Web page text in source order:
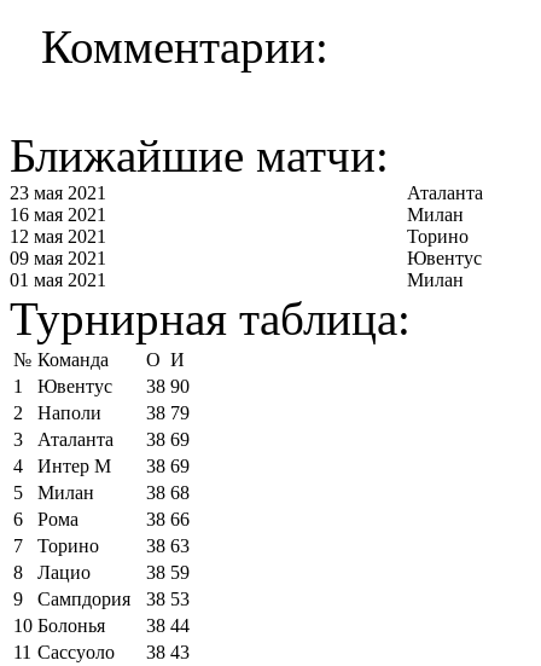
Комментарии:
Ближайшие матчи:
23 мая 2021
Аталанта
16 мая 2021
Милан
12 мая 2021
Торино
09 мая 2021
Ювентус
01 мая 2021
Милан
Турнирная таблица:
№ Команда О И
1
Ювентус 38 90
2
Наполи 38 79
3
Аталанта 38 69
4
Интер М 38 69
5
Милан 38 68
6
Рома 38 66
7
Торино 38 63
8
Лацио 38 59
9
Сампдория 38 53
10 Болонья 38 44
11 Сассуоло 38 43